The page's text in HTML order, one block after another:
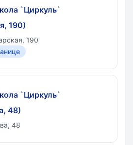
`Циркуль`
190)
190
`Циркуль`
48)
48